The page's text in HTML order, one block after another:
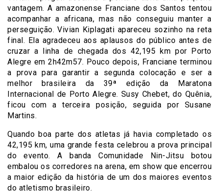
vantagem. A amazonense Franciane dos Santos tentou
acompanhar a africana, mas não conseguiu manter a
perseguição. Vivian Kiplagati apareceu sozinho na reta
final. Ela agradeceu aos aplausos do público antes de
cruzar a linha de chegada dos 42,195 km por Porto
Alegre em 2h42m57. Pouco depois, Franciane terminou
a prova para garantir a segunda colocação e ser a
melhor brasileira da 39ª edição da Maratona
Internacional de Porto Alegre. Susy Chebet, do Quênia,
ficou com a terceira posição, seguida por Susane
Martins.
Quando boa parte dos atletas já havia completado os
42,195 km, uma grande festa celebrou a prova principal
do evento. A banda Comunidade Nin-Jitsu botou
embalou os corredores na arena, em show que encerrou
a maior edição da história de um dos maiores eventos
do atletismo brasileiro.